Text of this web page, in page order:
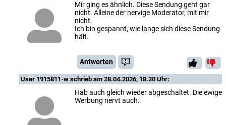
Mir ging es ähnlich. Diese Sendung geht gar
nicht. Alleine der nervige Moderator, mit mir
nicht.
Ich bin gespannt, wie lange sich diese Sendung
hält.
Antworten
User 1915811-w schrieb am 28.04.2026, 18.20 Uhr:
Hab auch gleich wieder abgeschaltet. Die ewige
Werbung nervt auch.